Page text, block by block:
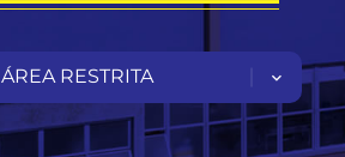
ÁREA RESTRITA